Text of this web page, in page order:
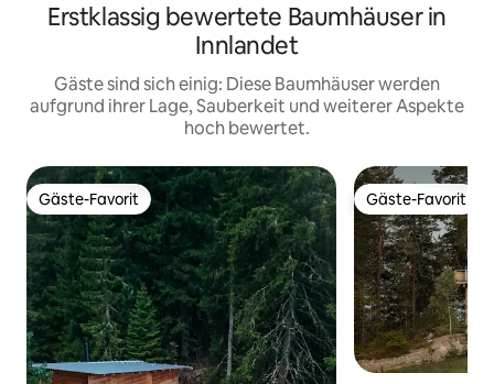
Erstklassig bewertete Baumhäuser in
Innlandet
Gäste sind sich einig: Diese Baumhäuser werden
aufgrund ihrer Lage, Sauberkeit und weiterer Aspekte
hoch bewertet.
Gäste-Favorit
Gäste-Favorit Gäste-Favorit
Gäste-Favorit